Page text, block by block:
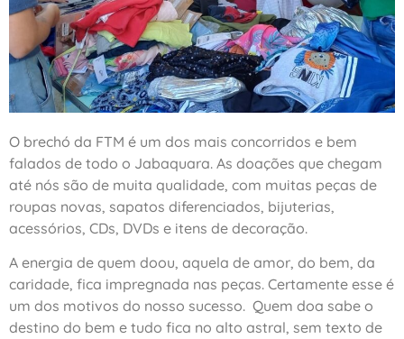
O brechó da FTM é um dos mais concorridos e bem
falados de todo o Jabaquara. As doações que chegam
até nós são de muita qualidade, com muitas peças de
roupas novas, sapatos diferenciados, bijuterias,
acessórios, CDs, DVDs e itens de decoração.
A energia de quem doou, aquela de amor, do bem, da
caridade, fica impregnada nas peças. Certamente esse é
um dos motivos do nosso sucesso. Quem doa sabe o
destino do bem e tudo fica no alto astral, sem texto de